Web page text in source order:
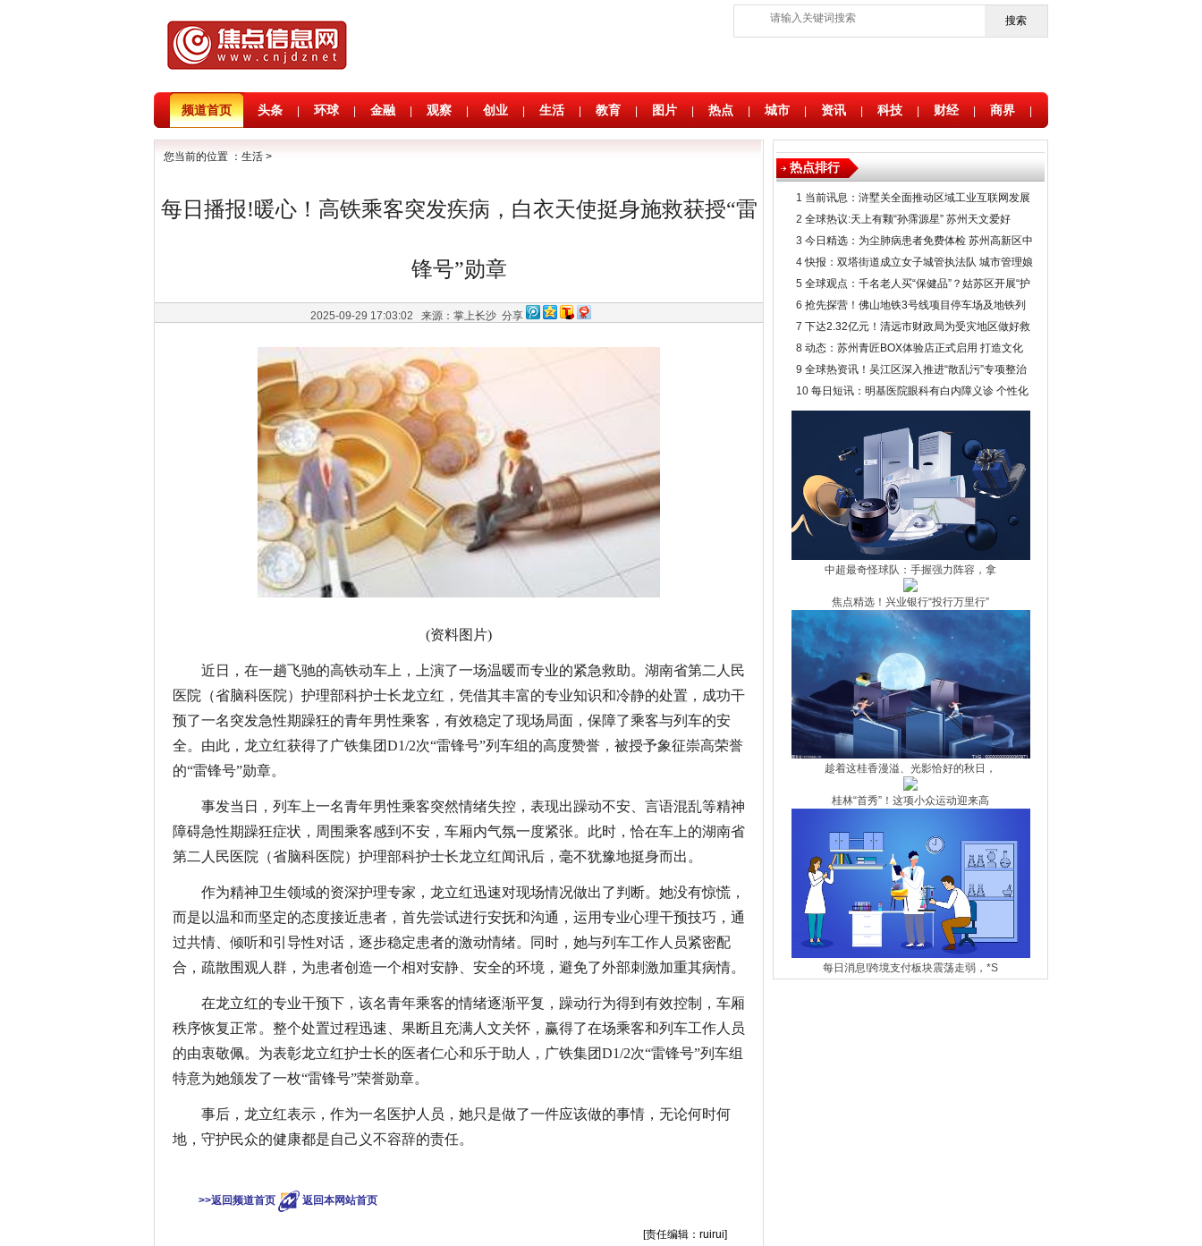
搜索
频道首页 头条 环球 金融 观察 创业 生活 教育 图片 热点 城市 资讯 科技 财经 商界
您当前的位置 ： 生活 >
每日播报!暖心！高铁乘客突发疾病，白衣天使挺身施救获授“雷
锋号”勋章
2025-09-29 17:03:02 来源：掌上长沙分享
(资料图片)
近日，在一趟飞驰的高铁动车上，上演了一场温暖而专业的紧急救助。湖南省第二人民
医院（省脑科医院）护理部科护士长龙立红，凭借其丰富的专业知识和冷静的处置，成功干
预了一名突发急性期躁狂的青年男性乘客，有效稳定了现场局面，保障了乘客与列车的安
全。由此，龙立红获得了广铁集团D1/2次“雷锋号”列车组的高度赞誉，被授予象征崇高荣誉
的“雷锋号”勋章。
事发当日，列车上一名青年男性乘客突然情绪失控，表现出躁动不安、言语混乱等精神
障碍急性期躁狂症状，周围乘客感到不安，车厢内气氛一度紧张。此时，恰在车上的湖南省
第二人民医院（省脑科医院）护理部科护士长龙立红闻讯后，毫不犹豫地挺身而出。
作为精神卫生领域的资深护理专家，龙立红迅速对现场情况做出了判断。她没有惊慌，
而是以温和而坚定的态度接近患者，首先尝试进行安抚和沟通，运用专业心理干预技巧，通
过共情、倾听和引导性对话，逐步稳定患者的激动情绪。同时，她与列车工作人员紧密配
合，疏散围观人群，为患者创造一个相对安静、安全的环境，避免了外部刺激加重其病情。
在龙立红的专业干预下，该名青年乘客的情绪逐渐平复，躁动行为得到有效控制，车厢
秩序恢复正常。整个处置过程迅速、果断且充满人文关怀，赢得了在场乘客和列车工作人员
的由衷敬佩。为表彰龙立红护士长的医者仁心和乐于助人，广铁集团D1/2次“雷锋号”列车组
特意为她颁发了一枚“雷锋号”荣誉勋章。
事后，龙立红表示，作为一名医护人员，她只是做了一件应该做的事情，无论何时何
地，守护民众的健康都是自己义不容辞的责任。
>>返回频道首页 返回本网站首页
[责任编辑：ruirui]
热点排行
1 当前讯息：浒墅关全面推动区域工业互联网发展
新增10家星级上云企业
2 全球热议:天上有颗“孙霈源星” 苏州天文爱好
者“追星”十余载终梦圆
3 今日精选：为尘肺病患者免费体检 苏州高新区中
医医院往返接送做好保障
4快报：双塔街道成立女子城管执法队 城市管理娘
子军“上路”
5 全球观点：千名老人买“保健品”？姑苏区开展“护
老行动”专项整治
6 抢先探营！佛山地铁3号线项目停车场及地铁列
车首次亮相
7 下达2.32亿元！清远市财政局为受灾地区做好救
灾复产提供坚实的资金保障
8 动态：苏州青匠BOX体验店正式启用 打造文化
体验空间助力青年成长
9 全球热资讯！吴江区深入推进“散乱污”专项整治
瞄准废品回收点小作坊
10 每日短讯：明基医院眼科有白内障义诊 个性化
手术助重获视力
中超最奇怪球队：手握强力阵容，拿
焦点精选！兴业银行“投行万里行”
趁着这桂香漫溢、光影恰好的秋日，
桂林“首秀”！这项小众运动迎来高
每日消息!跨境支付板块震荡走弱，*S